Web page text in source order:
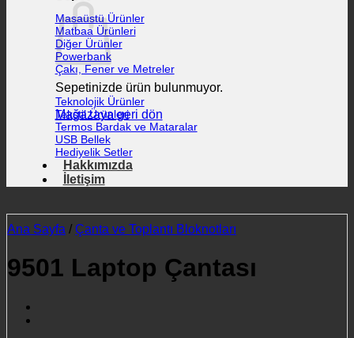
Sepetinizde ürün bulunmuyor.
Mağazaya geri dön
Masaüstü Ürünler
Matbaa Ürünleri
Diğer Ürünler
Powerbank
Çakı, Fener ve Metreler
Teknolojik Ürünler
Tekstil Ürünleri
Termos Bardak ve Mataralar
USB Bellek
Hediyelik Setler
Hakkımızda
İletişim
Ana Sayfa / Çanta ve Toplantı Bloknotları
9501 Laptop Çantası